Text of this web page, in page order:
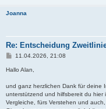
Joanna
Re: Entscheidung
B
i
a
g
11.04.2026, 21:08
Hallo Alan,
und ganz herzlichen Dank für deine
unterstützend und hilfsbereit du hier
Vergleiche, fürs Verstehen und